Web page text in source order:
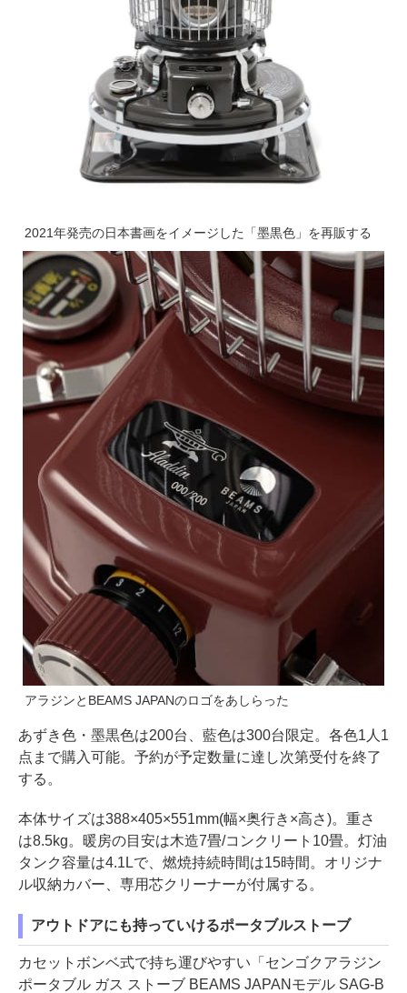
2021年発売の日本書画をイメージした「墨黒⾊」を再販する
アラジンとBEAMS JAPANのロゴをあしらった
あずき色・墨黒色は200台、藍色は300台限定。各色1人1
点まで購入可能。予約が予定数量に達し次第受付を終了
する。
本体サイズは388×405×551mm(幅×奥行き×高さ)。重さ
は8.5kg。暖房の目安は木造7畳/コンクリート10畳。灯油
タンク容量は4.1Lで、燃焼持続時間は15時間。オリジナ
ル収納カバー、専用芯クリーナーが付属する。
アウトドアにも持っていけるポータブルストーブ
カセットボンベ式で持ち運びやすい「センゴクアラジン
ポータブル ガス ストーブ BEAMS JAPANモデル SAG-B